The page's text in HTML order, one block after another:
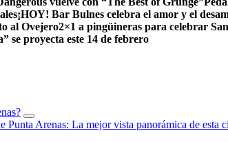
¡HOY! Bar Bulnes celebra el amor y el
al Ovejero2×1 a pingüineras para celebrar
se proyecta este 14 de febrero
Punta Arenas: La mejor vista panorámica de esta